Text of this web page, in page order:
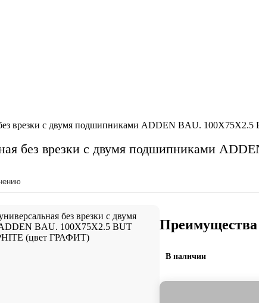
без врезки с двумя подшипниками ADDEN BAU.
без врезки с двумя подшипниками
Преимущества
В наличии